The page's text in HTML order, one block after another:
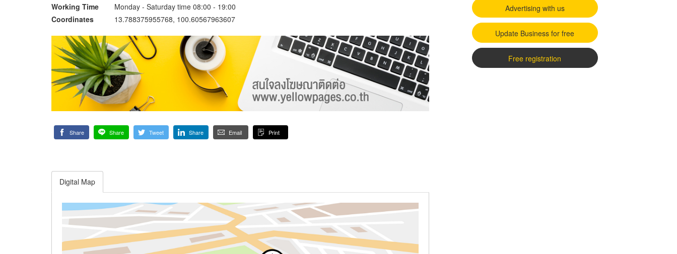
Working Time
Monday - Saturday time 08:00 - 19:00
Coordinates
13.788375955768, 100.60567963607
Share Share Tweet Share Email Print
Digital Map
Advertising with us
Update Business for free
Free registration